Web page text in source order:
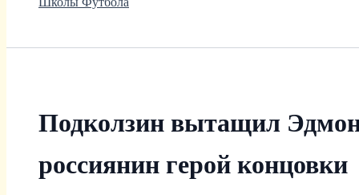
Подколзин вытащил
россиянин герой концовки